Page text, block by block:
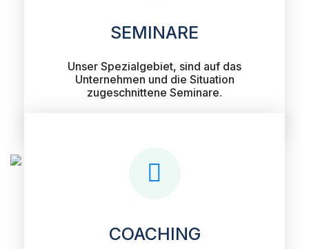
SEMINARE
Unser Spezialgebiet, sind auf das
Unternehmen und die Situation
zugeschnittene Seminare.
COACHING